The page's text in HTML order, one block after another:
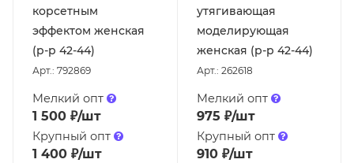
корсетным
эффектом женская
(р-р 42-44)
Арт.: 792869
Мелкий опт
1 500 ₽/шт
Крупный опт
1 400 ₽/шт
утягивающая
моделирующая
женская (р-р 42-44)
Арт.: 262618
Мелкий опт
975 ₽/шт
Крупный опт
910₽/шт